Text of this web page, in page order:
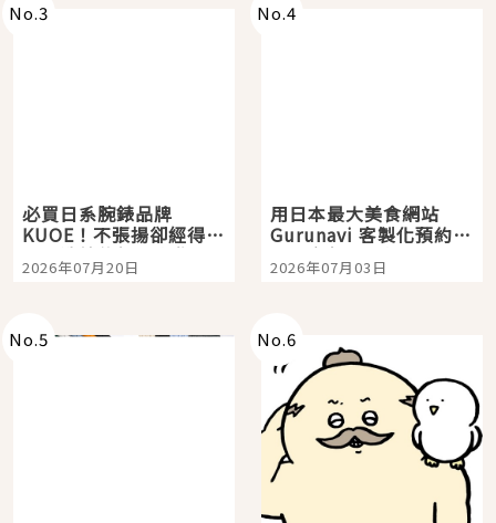
No.3
必買日系腕錶品牌
KUOE！不張揚卻經得起
時間洗鍊的經典之作五
選
2026年07月20日
No.4
用日本最大美食網站
Gurunavi 客製化預約九
大都市餐廳，打造專屬
美食體驗！
2026年07月03日
No.5 No.6